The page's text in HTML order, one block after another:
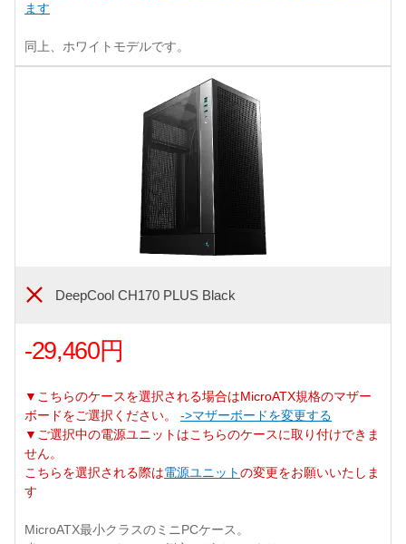
ます
同上、ホワイトモデルです。
DeepCool CH170 PLUS Black
-29,460円
▼こちらのケースを選択される場合はMicroATX規格のマザー
ボードをご選択ください。 ->マザーボードを変更する
▼ご選択中の電源ユニットはこちらのケースに取り付けできま
せん。
こちらを選択される際は電源ユニットの変更をお願いいたしま
す
MicroATX最小クラスのミニPCケース。